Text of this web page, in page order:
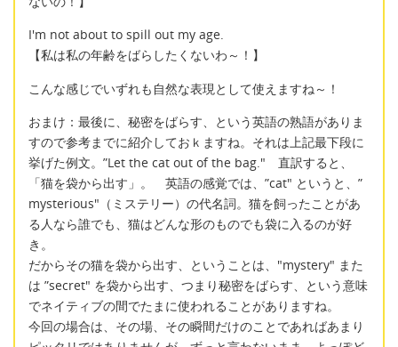
I'm not about to spill out my age.
【私は私の年齢をばらしたくないわ～！】
こんな感じでいずれも自然な表現として使えますね～！
おまけ：最後に、秘密をばらす、という英語の熟語がありま
すので参考までに紹介しておｋますね。それは上記最下段に
挙げた例文。”Let the cat out of the bag." 直訳すると、
「猫を袋から出す」。 英語の感覚では、”cat" というと、”
mysterious"（ミステリー）の代名詞。猫を飼ったことがあ
る人なら誰でも、猫はどんな形のものでも袋に入るのが好
き。
だからその猫を袋から出す、ということは、"mystery" また
は ”secret" を袋から出す、つまり秘密をばらす、という意味
でネイティブの間でたまに使われることがありますね。
今回の場合は、その場、その瞬間だけのことであればあまり